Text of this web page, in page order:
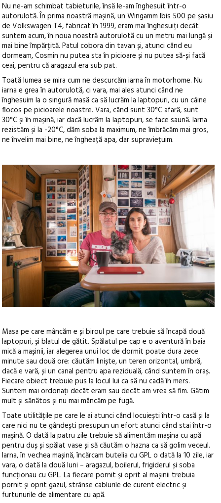
Nu ne-am schimbat tabieturile, însă le-am înghesuit într-o
autorulotă. În prima noastră mașină, un Wingamm Ibis 500 pe șasiu
de Volkswagen T4, fabricat în 1999, eram mai înghesuiți decât
suntem acum, în noua noastră autorulotă cu un metru mai lungă și
mai bine împărțită. Patul cobora din tavan și, atunci când eu
dormeam, Cosmin nu putea sta în picioare și nu putea să-și facă
ceai, pentru că aragazul era sub pat.
Toată lumea se mira cum ne descurcăm iarna în motorhome. Nu
iarna e grea în autorulotă, ci vara, mai ales atunci când ne
înghesuim la o singură masă ca să lucrăm la laptopuri, cu un câine
flocos pe picioarele noastre. Vara, când sunt 30°C afară, sunt
30°C și în mașină, iar dacă lucrăm la laptopuri, se face saună. Iarna
rezistăm și la -20°C, dăm soba la maximum, ne îmbrăcăm mai gros,
ne învelim mai bine, ne îngheață apa, dar supraviețuim.
Masa pe care mâncăm e și biroul pe care trebuie să încapă două
laptopuri, și blatul de gătit. Spălatul pe cap e o aventură în baia
mică a mașinii, iar alegerea unui loc de dormit poate dura zece
minute sau două ore: căutăm liniște, un teren orizontal, umbră,
dacă e vară, și un canal pentru apa reziduală, când suntem în oraș.
Fiecare obiect trebuie pus la locul lui ca să nu cadă în mers.
Suntem mai ordonați decât eram sau decât am vrea să fim. Gătim
mult și sănătos și nu mai mâncăm pe fugă.
Toate utilitățile pe care le ai atunci când locuiești într-o casă și la
care nici nu te gândești presupun un efort atunci când stai într-o
mașină. O dată la patru zile trebuie să alimentăm mașina cu apă
pentru duș și spălat vase și să căutăm o hazna ca să golim veceul.
Iarna, în vechea mașină, încărcam butelia cu GPL o dată la 10 zile, iar
vara, o dată la două luni – aragazul, boilerul, frigiderul și soba
funcționau cu GPL. La fiecare pornit și oprit al mașinii trebuia
pornit și oprit gazul, strânse cablurile de curent electric și
furtunurile de alimentare cu apă.